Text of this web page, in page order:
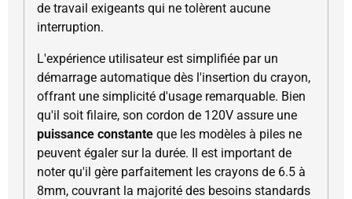
de travail exigeants qui ne tolèrent aucune
interruption.
L'expérience utilisateur est simplifiée par un
démarrage automatique dès l'insertion du crayon,
offrant une simplicité d'usage remarquable. Bien
qu'il soit filaire, son cordon de 120V assure une
puissance constante que les modèles à piles ne
peuvent égaler sur la durée. Il est important de
noter qu'il gère parfaitement les crayons de 6.5 à
8mm, couvrant la majorité des besoins standards